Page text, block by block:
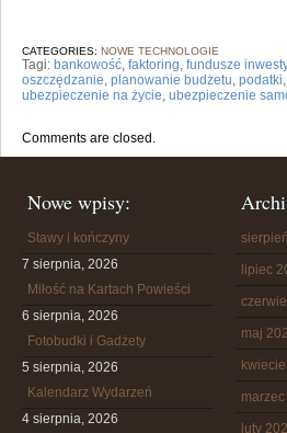
CATEGORIES: NOWE TECHNOLOGIE
Tagi: bankowość, faktoring, fundusze
oszczędzanie, planowanie budżetu, podatki,
ubezpieczenie na życie, ubezpieczenie
Comments are closed.
Nowe wpisy:
Stawy i kończyny
7 sierpnia, 2026
Miłość na Kartach Powieści
6 sierpnia, 2026
Fotobudki i Gadżety
5 sierpnia, 2026
Kalendarz Wydarzeń
4 sierpnia, 2026
lipiec
maj
luty